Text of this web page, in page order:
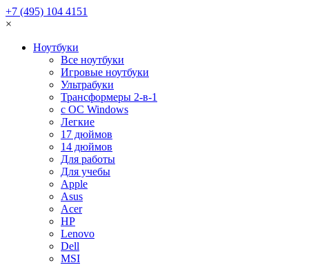
+7 (495) 104 4151
×
Ноутбуки
Все ноутбуки
Игровые ноутбуки
Ультрабуки
Трансформеры 2-в-1
с ОС Windows
Легкие
17 дюймов
14 дюймов
Для работы
Для учебы
Apple
Asus
Acer
HP
Lenovo
Dell
MSI